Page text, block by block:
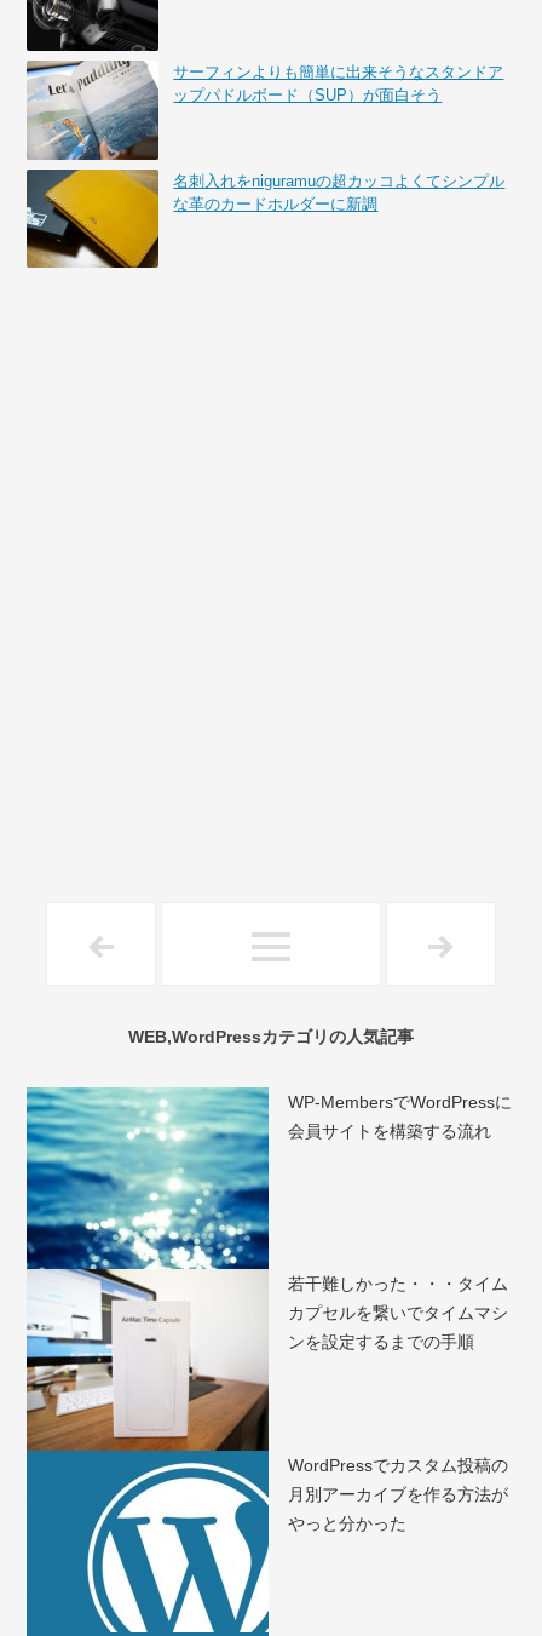
サーフィンよりも簡単に出来そうなスタンドア
ップパドルボード（SUP）が面白そう
名刺入れをniguramuの超カッコよくてシンプル
な革のカードホルダーに新調
WEB,WordPressカテゴリの人気記事
WP-MembersでWordPressに
会員サイトを構築する流れ
若干難しかった・・・タイム
カプセルを繋いでタイムマシ
ンを設定するまでの手順
WordPressでカスタム投稿の
月別アーカイブを作る方法が
やっと分かった